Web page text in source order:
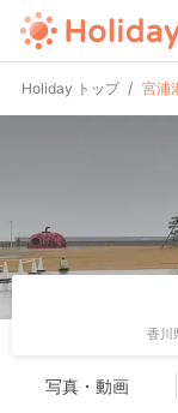
Holiday トップ 宮浦
香川
写真・動画